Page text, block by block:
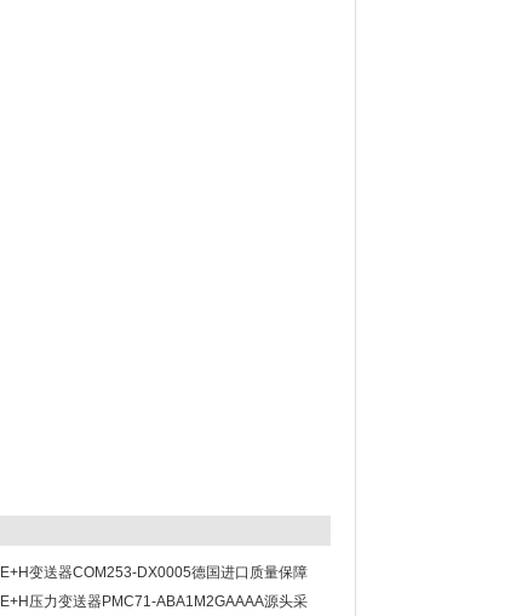
E+H变送器COM253-DX0005德国进口质量保障
E+H压力变送器PMC71-ABA1M2GAAAA源头采